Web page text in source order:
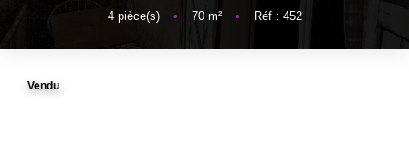
4pièce(s) • 70m² • Réf : 452
Vendu